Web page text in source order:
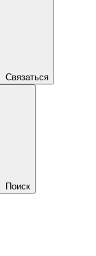
Связаться
Поиск